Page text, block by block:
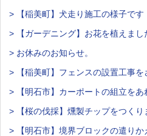
> 【稲美町】犬走り施工の様子です
> 【ガーデニング】お花を植えまし
> お休みのお知らせ。
> 【稲美町】フェンスの設置工事を
> 【明石市】カーポートの組立を
> 【桜の伐採】燻製チップをつくり
> 【明石市】境界ブロックの遣り